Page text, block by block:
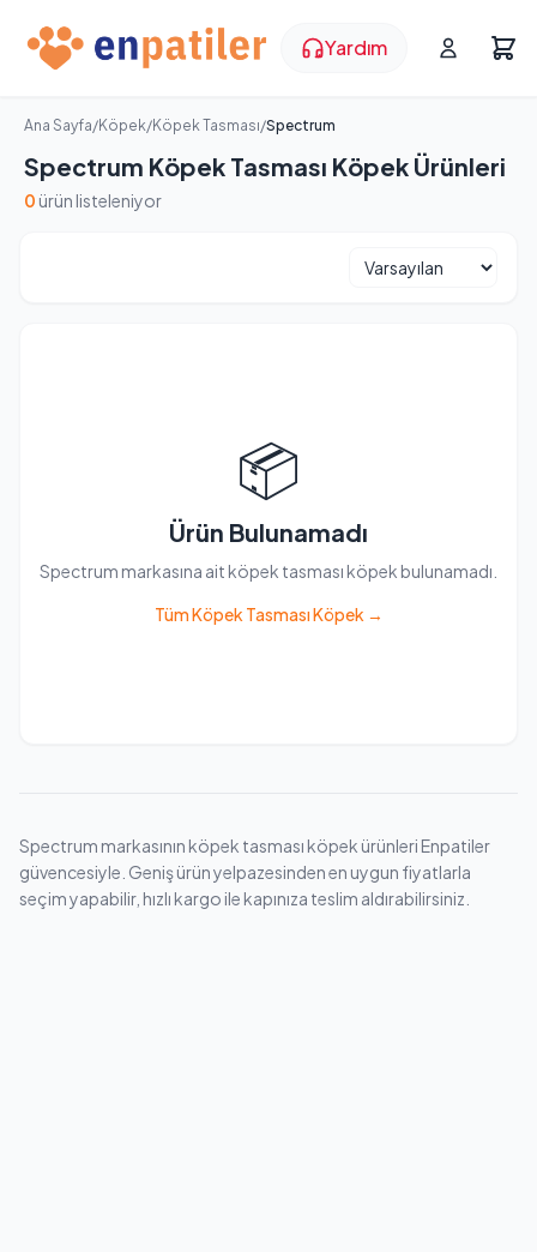
Yardım
Ana Sayfa/Köpek/Köpek Tasması/Spectrum
Spectrum Köpek Tasması Köpek Ürünleri
0 ürün listeleniyor
📦
Ürün Bulunamadı
Spectrum markasına ait köpek tasması köpek bulunamadı.
Tüm Köpek Tasması Köpek →
Spectrum markasının köpek tasması köpek ürünleri Enpatiler
güvencesiyle. Geniş ürün yelpazesinden en uygun fiyatlarla
seçim yapabilir, hızlı kargo ile kapınıza teslim aldırabilirsiniz.